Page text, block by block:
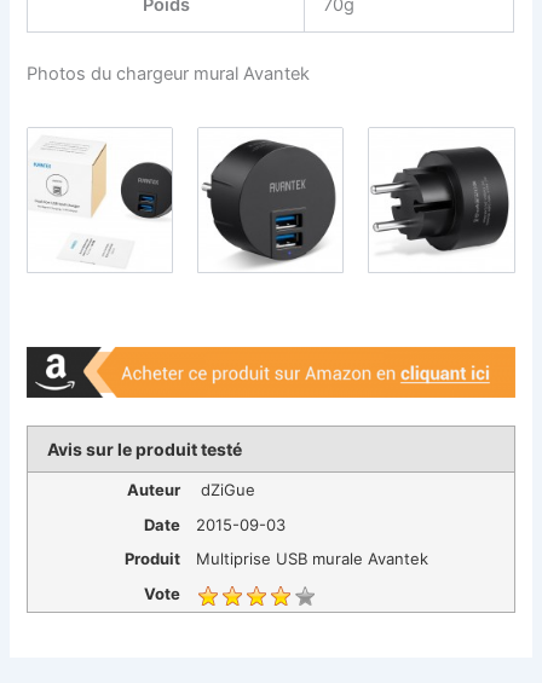
Poids 70g
Photos du chargeur mural Avantek
Avis sur le produit testé
Auteur
dZiGue
Date
2015-09-03
Produit
Multiprise USB murale Avantek
Vote